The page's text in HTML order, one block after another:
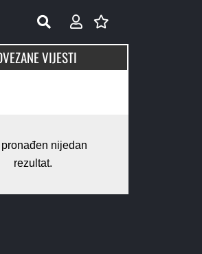
VIJESTI
nijedan
rezultat.